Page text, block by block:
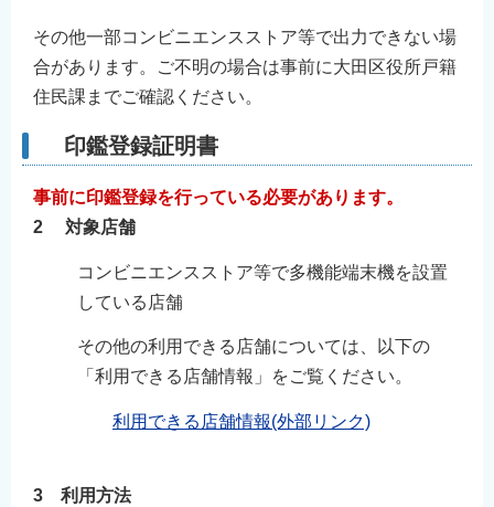
その他一部コンビニエンスストア等で出力できない場
合があります。ご不明の場合は事前に大田区役所戸籍
住民課までご確認ください。
印鑑登録証明書
事前に印鑑登録を行っている必要があります。
2 対象店舗
コンビニエンスストア等で多機能端末機を設置
している店舗
その他の利用できる店舗については、以下の
「利用できる店舗情報」をご覧ください。
利用できる店舗情報(外部リンク)
3 利用方法